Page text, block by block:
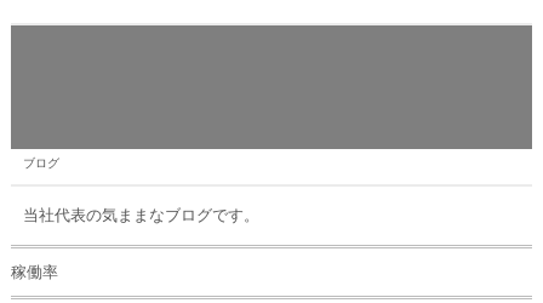
ブログ
当社代表の気ままなブログです。
稼働率